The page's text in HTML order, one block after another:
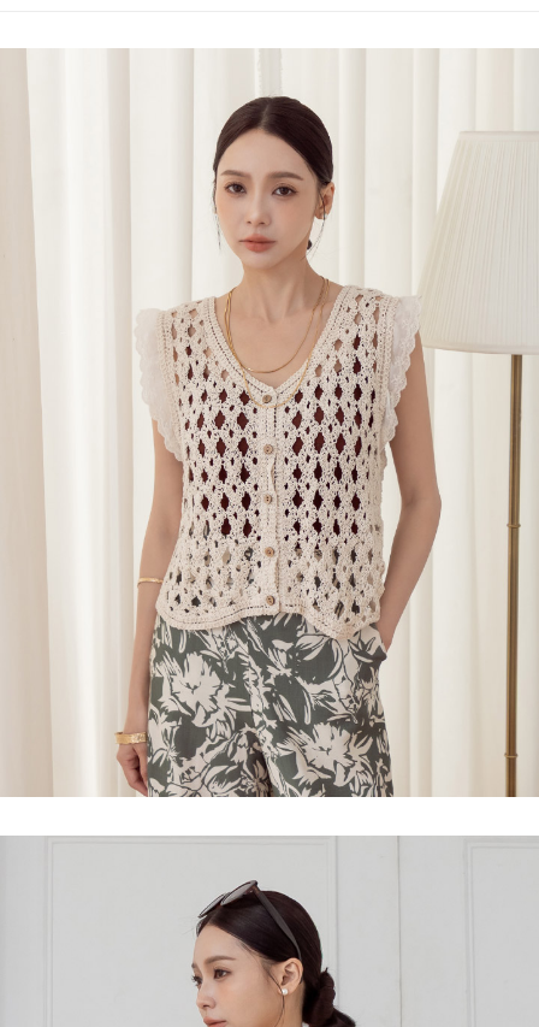
每筆NT$80，滿NT$699(含以上)免運費
每筆NT$120，滿NT$699(含以上)免運費